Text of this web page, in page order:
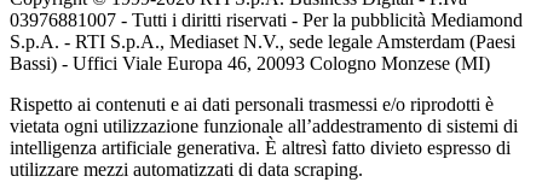
03976881007 - Tutti i diritti riservati - Per la pubblicità Mediamond
S.p.A. - RTI S.p.A., Mediaset N.V., sede legale Amsterdam (Paesi
Bassi) - Uffici Viale Europa 46, 20093 Cologno Monzese (MI)
Rispetto ai contenuti e ai dati personali trasmessi e/o riprodotti è
vietata ogni utilizzazione funzionale all’addestramento di sistemi di
intelligenza artificiale generativa. È altresì fatto divieto espresso di
utilizzare mezzi automatizzati di data scraping.